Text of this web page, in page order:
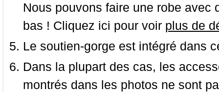
Nous pouvons faire une robe
bas ! Cliquez ici pour voir plus de
Le soutien-gorge est intégré dans
Dans la plupart des cas, les
montrés dans les photos ne sont